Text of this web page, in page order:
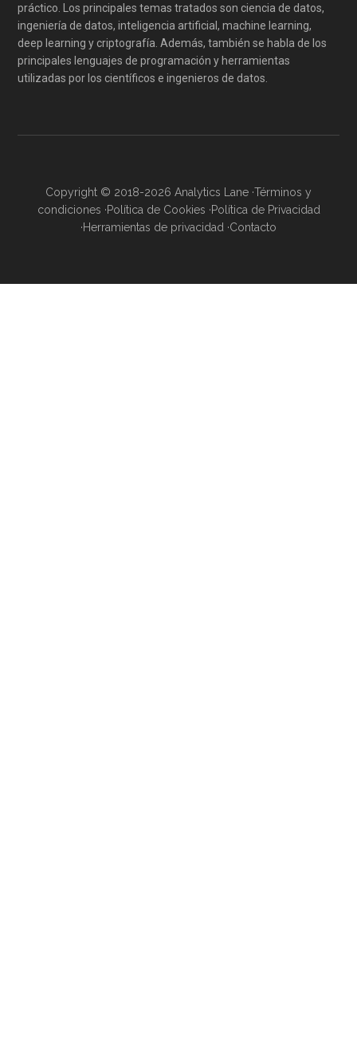
práctico. Los principales temas tratados son ciencia de datos,
ingeniería de datos, inteligencia artificial, machine learning,
deep learning y criptografía. Además, también se habla de los
principales lenguajes de programación y herramientas
utilizadas por los científicos e ingenieros de datos.
Copyright © 2018-2026 Analytics Lane ·Términos y
condiciones ·Política de Cookies ·Política de Privacidad
·Herramientas de privacidad ·Contacto